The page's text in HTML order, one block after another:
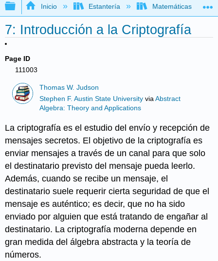
Expandir/contraer jerarquía global
Inicio Estantería Matemáticas
7: Introducción a la Criptografía
Page ID
111003
Thomas W. Judson
Stephen F. Austin State University viaAbstract
Algebra: Theory and Applications
La criptografía es el estudio del envío y recepción de
mensajes secretos. El objetivo de la criptografía es
enviar mensajes a través de un canal para que solo
el destinatario previsto del mensaje pueda leerlo.
Además, cuando se recibe un mensaje, el
destinatario suele requerir cierta seguridad de que el
mensaje es auténtico; es decir, que no ha sido
enviado por alguien que está tratando de engañar al
destinatario. La criptografía moderna depende en
gran medida del álgebra abstracta y la teoría de
números.